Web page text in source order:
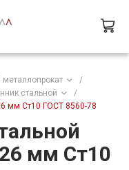
/
стальной
/
мм Ст10 ГОСТ 8560-78
мм Ст10